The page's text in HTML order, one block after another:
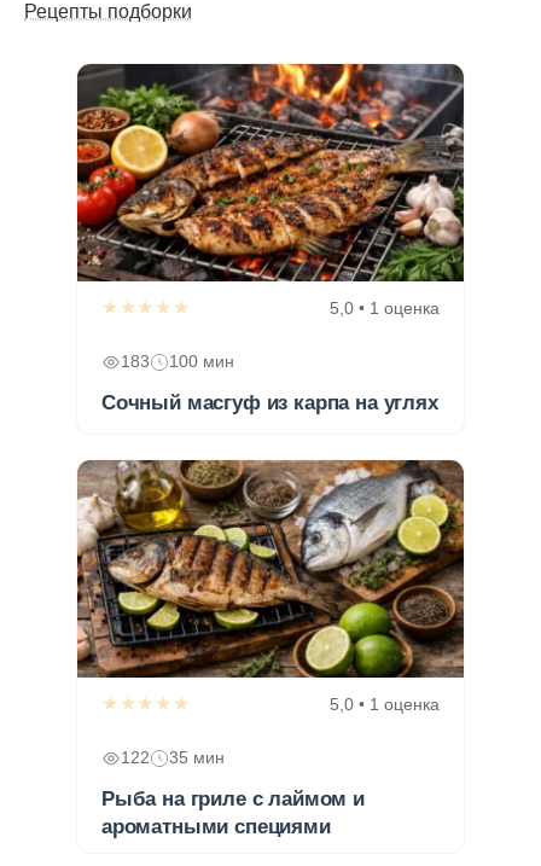
Рецепты подборки
★★★★★ 5,0 • 1 оценка
183 100 мин
Сочный масгуф из карпа на углях
★★★★★ 5,0 • 1 оценка
122 35 мин
Рыба на гриле с лаймом и
ароматными специями